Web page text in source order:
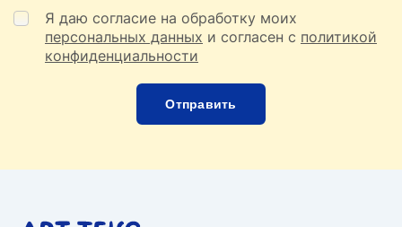
Я даю согласие на обработку моих
персональных данных и согласен с политикой
конфиденциальности